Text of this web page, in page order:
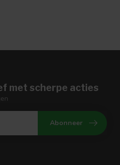
met scherpe acties
Abonneer